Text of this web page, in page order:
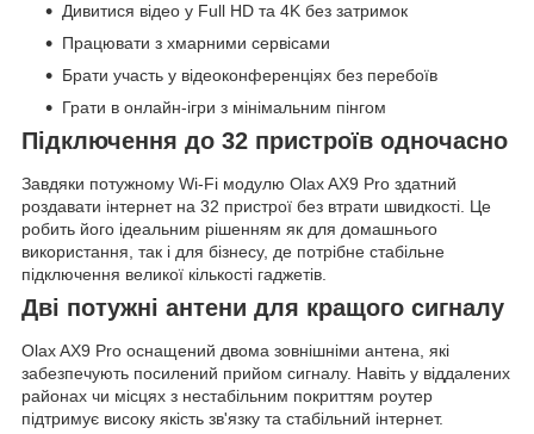
Дивитися відео у Full HD та 4K без затримок
Працювати з хмарними сервісами
Брати участь у відеоконференціях без перебоїв
Грати в онлайн-ігри з мінімальним пінгом
Підключення до 32 пристроїв одночасно
Завдяки потужному Wi-Fi модулю Olax AX9 Pro здатний
роздавати інтернет на 32 пристрої без втрати швидкості. Це
робить його ідеальним рішенням як для домашнього
використання, так і для бізнесу, де потрібне стабільне
підключення великої кількості гаджетів.
Дві потужні антени для кращого сигналу
Olax AX9 Pro оснащений двома зовнішніми антена, які
забезпечують посилений прийом сигналу. Навіть у віддалених
районах чи місцях з нестабільним покриттям роутер
підтримує високу якість зв'язку та стабільний інтернет.